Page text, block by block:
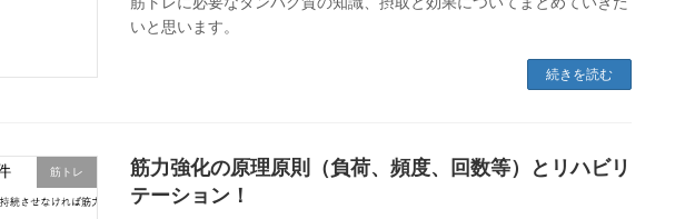
筋トレに必要なタンパク質の知識、摂取と効果についてまとめていきた
いと思います。
続きを読む
筋トレ
筋力強化の原理原則（負荷、頻度、回数等）とリハビリ
テーション！